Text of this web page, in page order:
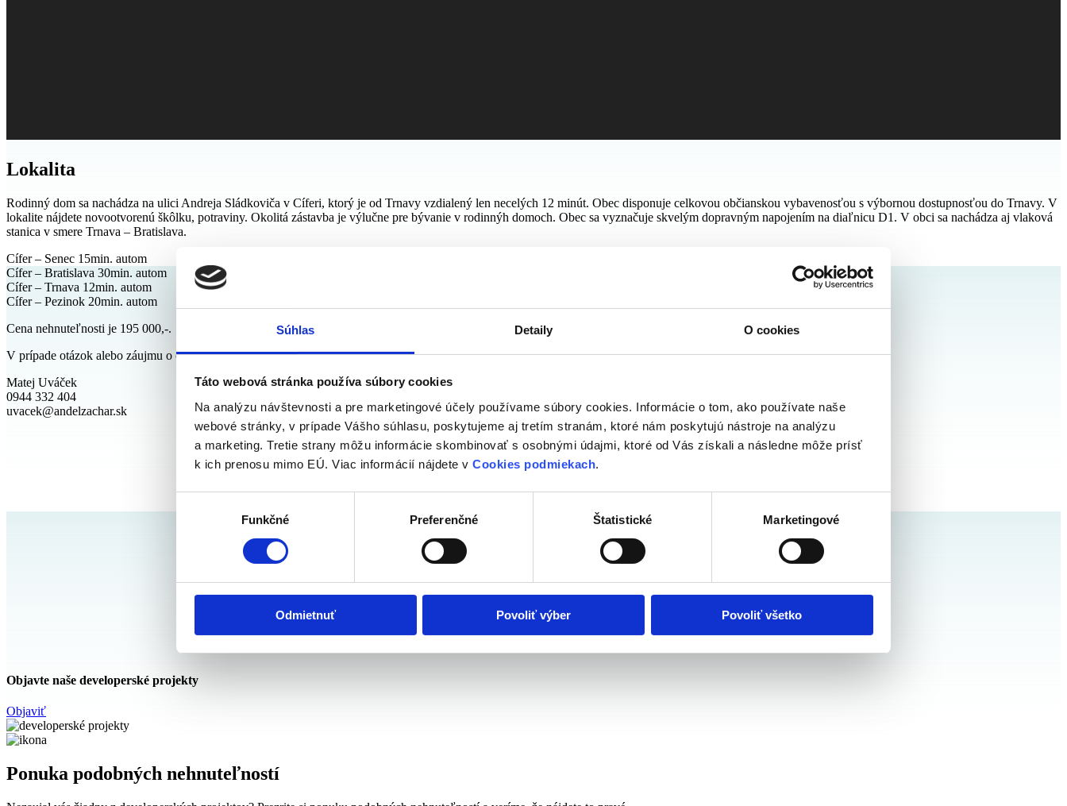
Súhlas Detaily O cookies
Táto webová stránka používa súbory cookies
Na analýzu návštevnosti a pre marketingové účely používame súbory cookies. Informácie o tom, ako používate naše
webové stránky, v prípade Vášho súhlasu, poskytujeme aj tretím stranám, ktoré nám poskytujú nástroje na analýzu
a marketing. Tretie strany môžu informácie skombinovať s osobnými údajmi, ktoré od Vás získali a následne môže prísť
k ich prenosu mimo EÚ. Viac informácií nájdete v Cookies podmiekach.
Funkčné Preferenčné Štatistické Marketingové
Odmietnuť Povoliť výber Povoliť všetko
Lokalita
Rodinný dom sa nachádza na ulici Andreja Sládkoviča v Cíferi, ktorý je od Trnavy vzdialený len necelých 12 minút. Obec disponuje celkovou občianskou vybavenosťou s výbornou dostupnosťou do Trnavy. V
lokalite nájdete novootvorenú škôlku, potraviny. Okolitá zástavba je výlučne pre bývanie v rodinnýh domoch. Obec sa vyznačuje skvelým dopravným napojením na diaľnicu D1. V obci sa nachádza aj vlaková
stanica v smere Trnava – Bratislava.
Cífer – Senec 15min. autom
Cífer – Bratislava 30min. autom
Cífer – Trnava 12min. autom
Cífer – Pezinok 20min. autom
Cena nehnuteľnosti je 195 000,-.
V prípade otázok alebo záujmu o osobné stretnutie, ma neváhajte kontaktovať.
Matej Uváček
0944 332 404
uvacek@andelzachar.sk
Objavte naše developerské projekty
Objaviť
Ponuka podobných nehnuteľností